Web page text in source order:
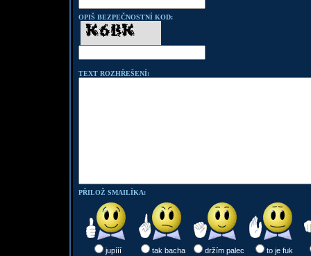
OPIŠ BEZPEČNOSTNÍ KOD:
TEXT ROZHŘEŠENÍ:
PŘILOŽ SMAILÍKA:
jupííí tak bacha držím palec
to je fuk